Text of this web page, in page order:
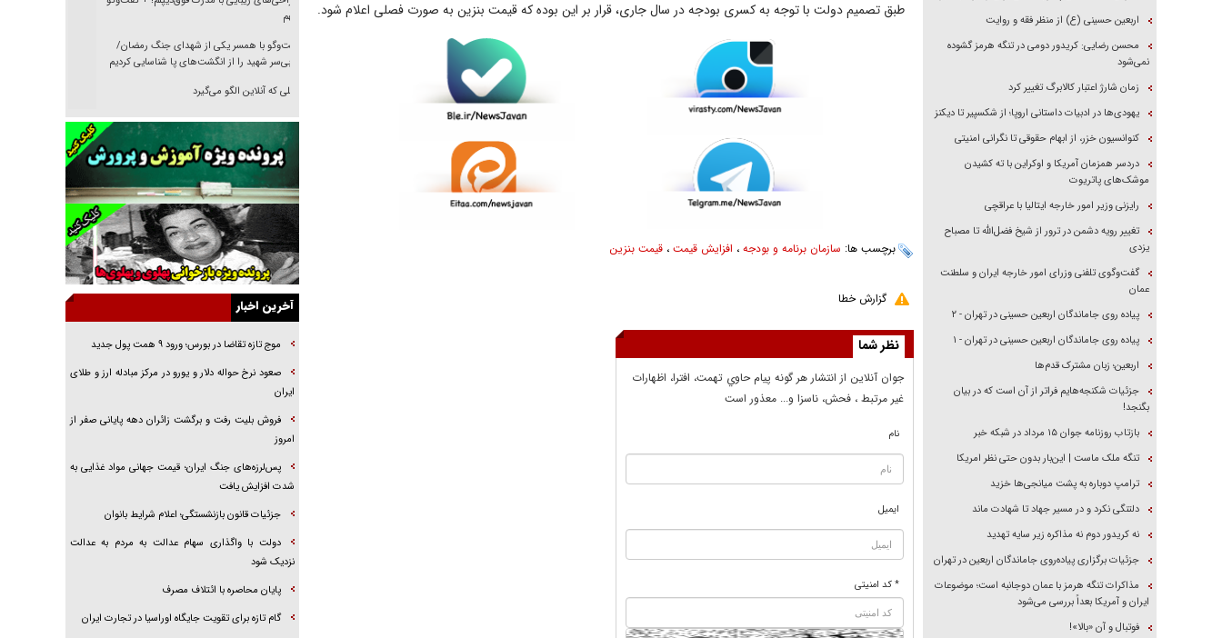
طبق تصمیم دولت با توجه به کسری بودجه در سال جاری، قرار بر این بوده که قیمت بنزین به صورت فصلی اعلام شود.
برچسب ها: سازمان برنامه و بودجه، افزایش قیمت، قیمت بنزین
گزارش خطا
نظر شما
جوان آنلاين از انتشار هر گونه پيام حاوي تهمت، افترا، اظهارات
غير مرتبط ، فحش، ناسزا و... معذور است
نام
ایمیل
* کد امنیتی
اربعین حسینی (ع) از منظر فقه و روایت
محسن رضایی: کریدور دومی در تنگه هرمز گشوده
نمی‌شود
زمان شارژ اعتبار کالابرگ تغییر کرد
یهودی‌ها در ادبیات داستانی اروپا؛ از شکسپیر تا دیکنز
کنوانسیون خزر، از ابهام حقوقی تا نگرانی امنیتی
دردسر همزمان آمریکا و اوکراین با ته کشیدن
موشک‌های پاتریوت
رایزنی وزیر امور خارجه ایتالیا با عراقچی
تغییر رویه دشمن در ترور از شیخ فضل‌الله تا مصباح
یزدی
گفت‌وگوی تلفنی وزرای امور خارجه ایران و سلطنت
عمان
پیاده روی جاماندگان اربعین حسینی در تهران - ۲
پیاده روی جاماندگان اربعین حسینی در تهران - ۱
اربعین؛ زبان مشترک قدم‌ها
جزئیات شکنجه‌هایم فراتر از آن است که در بیان
بگنجد!
بازتاب روزنامه جوان ۱۵ مرداد در شبکه خبر
تنگه ملک ماست | این‌بار بدون حتی نظر امریکا
ترامپ دوباره به پشت میانجی‌ها خزید
دلتنگی نکرد و در مسیر جهاد تا شهادت ماند
نه کریدور دوم نه مذاکره زیر سایه تهدید
جزئیات برگزاری پیاده‌روی جاماندگان اربعین در تهران
مذاکرات تنگه هرمز با عمان دوجانبه است؛ موضوعات
ایران و آمریکا بعداً بررسی می‌شود
فوتبال و آن «بالا»!
با متهم
گفت‌وگو با همسر یکی از شهدای جنگ رمضان/
پیکر بی‌سر شهید را از انگشت‌های پا شناسایی کردیم
نسلی که آنلاین الگو می‌گیرد
گفت‌وگو با آیت‌الله جاودان/ جفای مخالفان مکانت
معنوی رهبر شهید را ارتقا می‌داد
راننده مست به قانون می‌خندد
همه آقای دوربینی شده‌ایم!
قصه ناتمام سرویس مدارس
آیا مقاومت فلسطین خلع‌سلاح می‌شود؟
الگوی وحدت‌آفرین در ادراک سیاست خارجی
گفتگوی دکتر اخوان مدیرمسئول روزنامه جوان با
فریاد‌ها و ناله‌های دوستان مبارزدلم را آتش می‌زد
آخرین اخبار
موج تازه تقاضا در بورس؛ ورود ۹ همت پول جدید
صعود نرخ حواله دلار و یورو در مرکز مبادله ارز و طلای
ایران
فروش بلیت رفت و برگشت زائران دهه پایانی صفر از
امروز
پس‌لرزه‌های جنگ ایران؛ قیمت جهانی مواد غذایی به
شدت افزایش یافت
جزئیات قانون بازنشستگی؛ اعلام شرایط بانوان
دولت با واگذاری سهام عدالت به مردم به عدالت
نزدیک شود
پایان محاصره با ائتلاف مصرف
گام تازه برای تقویت جایگاه اوراسیا در تجارت ایران